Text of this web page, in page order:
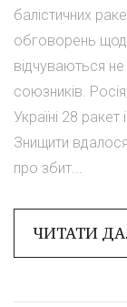
балістичних
обговорень
відчуваються не
союзників.
Україні 28 ракет
Знищити
про збит...
ЧИТАТИ